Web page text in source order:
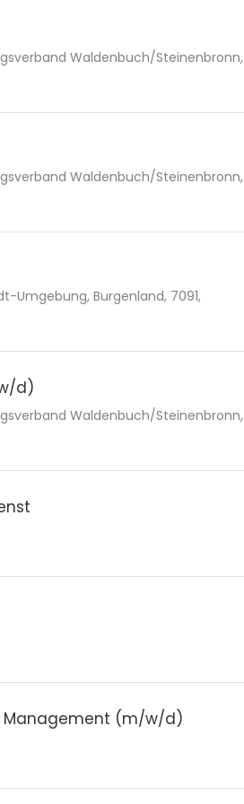
Waldenbuch/Steinenbronn,
Waldenbuch/Steinenbronn,
Umgebung, Burgenland, 7091,
d)
Waldenbuch/Steinenbronn,
Management (m/w/d)